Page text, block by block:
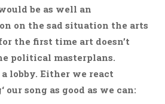
be as well an
on the sad situation the arts
the first time art doesn’t
political masterplans.
lobby. Either we react
song as good as we can: